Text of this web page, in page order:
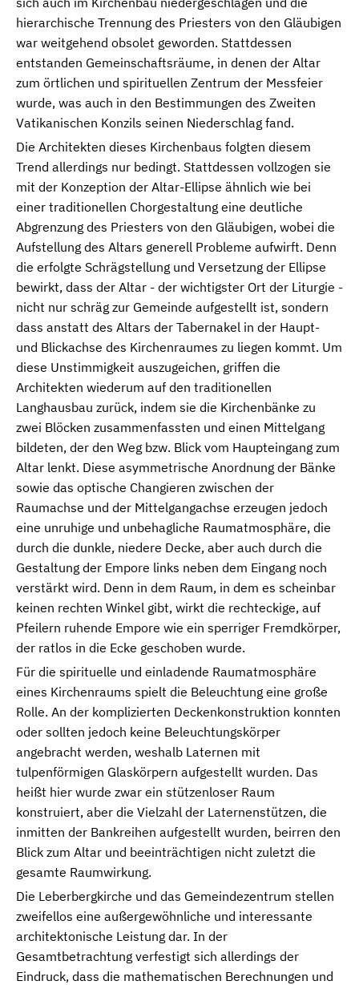
hierarchische Trennung des Priesters von den Gläubigen
war weitgehend obsolet geworden. Stattdessen
entstanden Gemeinschaftsräume, in denen der Altar
zum örtlichen und spirituellen Zentrum der Messfeier
wurde, was auch in den Bestimmungen des Zweiten
Vatikanischen Konzils seinen Niederschlag fand.
Die Architekten dieses Kirchenbaus folgten diesem
Trend allerdings nur bedingt. Stattdessen vollzogen sie
mit der Konzeption der Altar-Ellipse ähnlich wie bei
einer traditionellen Chorgestaltung eine deutliche
Abgrenzung des Priesters von den Gläubigen, wobei die
Aufstellung des Altars generell Probleme aufwirft. Denn
die erfolgte Schrägstellung und Versetzung der Ellipse
bewirkt, dass der Altar - der wichtigster Ort der Liturgie -
nicht nur schräg zur Gemeinde aufgestellt ist, sondern
dass anstatt des Altars der Tabernakel in der Haupt-
und Blickachse des Kirchenraumes zu liegen kommt. Um
diese Unstimmigkeit auszugeichen, griffen die
Architekten wiederum auf den traditionellen
Langhausbau zurück, indem sie die Kirchenbänke zu
zwei Blöcken zusammenfassten und einen Mittelgang
bildeten, der den Weg bzw. Blick vom Haupteingang zum
Altar lenkt. Diese asymmetrische Anordnung der Bänke
sowie das optische Changieren zwischen der
Raumachse und der Mittelgangachse erzeugen jedoch
eine unruhige und unbehagliche Raumatmosphäre, die
durch die dunkle, niedere Decke, aber auch durch die
Gestaltung der Empore links neben dem Eingang noch
verstärkt wird. Denn in dem Raum, in dem es scheinbar
keinen rechten Winkel gibt, wirkt die rechteckige, auf
Pfeilern ruhende Empore wie ein sperriger Fremdkörper,
der ratlos in die Ecke geschoben wurde.
Für die spirituelle und einladende Raumatmosphäre
eines Kirchenraums spielt die Beleuchtung eine große
Rolle. An der komplizierten Deckenkonstruktion konnten
oder sollten jedoch keine Beleuchtungskörper
angebracht werden, weshalb Laternen mit
tulpenförmigen Glaskörpern aufgestellt wurden. Das
heißt hier wurde zwar ein stützenloser Raum
konstruiert, aber die Vielzahl der Laternenstützen, die
inmitten der Bankreihen aufgestellt wurden, beirren den
Blick zum Altar und beeinträchtigen nicht zuletzt die
gesamte Raumwirkung.
Die Leberbergkirche und das Gemeindezentrum stellen
zweifellos eine außergewöhnliche und interessante
architektonische Leistung dar. In der
Gesamtbetrachtung verfestigt sich allerdings der
Eindruck, dass die mathematischen Berechnungen und